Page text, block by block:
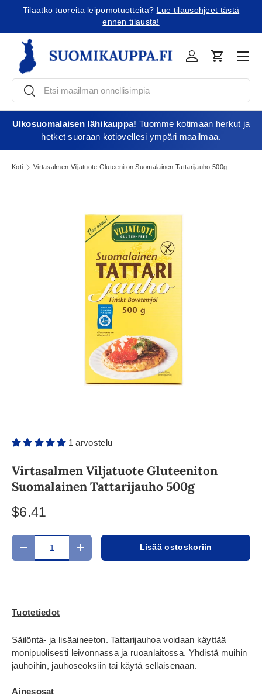
Tilaatko tuoreita leipomotuotteita? Lue tilausohjeet tästä
ennen tilausta!
EtsiEtsi
KirjauduOstoskori
Ulkosuomalaisen lähikauppa! Tuomme kotimaan herkut ja
hetket suoraan kotiovellesi ympäri maailmaa.
Koti Virtasalmen Viljatuote Gluteeniton Suomalainen Tattarijauho 500g
1 arvostelu
Virtasalmen Viljatuote Gluteeniton
Suomalainen Tattarijauho 500g
$6.41
Määrä
Translation missing: fi.cart.items.decrease_quantity
Translation missing:Lisää ostoskoriin
Tuotetiedot
Säilöntä- ja lisäaineeton. Tattarijauhoa voidaan käyttää
monipuolisesti leivonnassa ja ruoanlaitossa. Yhdistä muihin
jauhoihin, jauhoseoksiin tai käytä sellaisenaan.
Ainesosat